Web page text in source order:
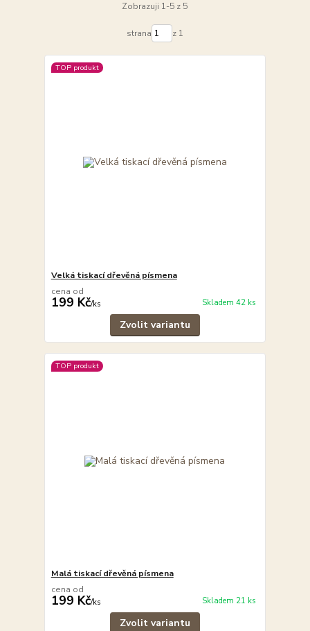
Zobrazuji 1-5 z 5
strana z 1
TOP produkt
Velká tiskací dřevěná písmena
cena od
199 Kč/ks Skladem 42 ks
Zvolit variantu
TOP produkt
Malá tiskací dřevěná písmena
cena od
199 Kč/ks Skladem 21 ks
Zvolit variantu